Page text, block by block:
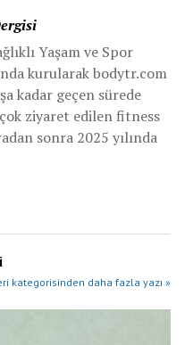
Yaşam ve Spor
kurularak bodytr.com
kadar geçen sürede
ziyaret edilen fitness
sonra 2025 yılında
kategorisinden daha fazla yazı »